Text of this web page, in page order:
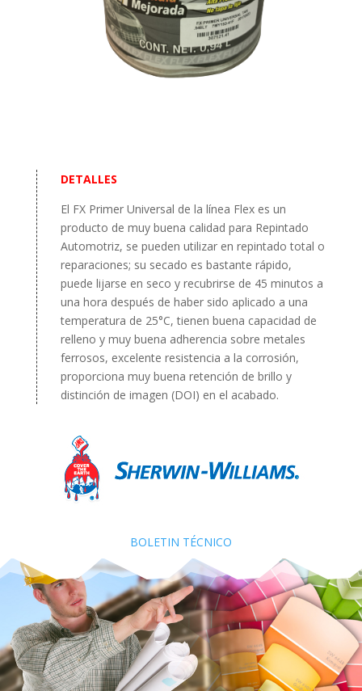
DETALLES
El FX Primer Universal de la línea Flex es un
producto de muy buena calidad para Repintado
Automotriz, se pueden utilizar en repintado total o
reparaciones; su secado es bastante rápido,
puede lijarse en seco y recubrirse de 45 minutos a
una hora después de haber sido aplicado a una
temperatura de 25°C, tienen buena capacidad de
relleno y muy buena adherencia sobre metales
ferrosos, excelente resistencia a la corrosión,
proporciona muy buena retención de brillo y
distinción de imagen (DOI) en el acabado.
BOLETIN TÉCNICO